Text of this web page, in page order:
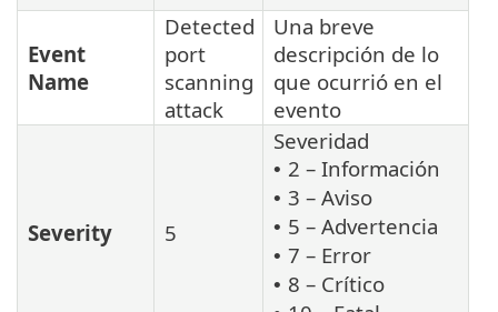
Event
Name
Detected
port
scanning
attack
Una breve
descripción de lo
que ocurrió en el
evento
Severity 5
Severidad
• 2 – Información
• 3 – Aviso
• 5 – Advertencia
• 7 – Error
• 8 – Crítico